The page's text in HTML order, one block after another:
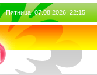
Пятница, 07.08.2026, 22:15